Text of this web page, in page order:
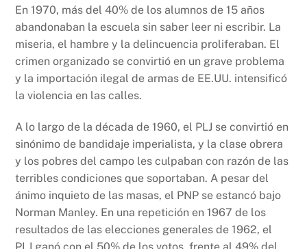
En 1970, más del 40% de los alumnos de 15 años
abandonaban la escuela sin saber leer ni escribir. La
miseria, el hambre y la delincuencia proliferaban. El
crimen organizado se convirtió en un grave problema
y la importación ilegal de armas de EE.UU. intensificó
la violencia en las calles.
A lo largo de la década de 1960, el PLJ se convirtió en
sinónimo de bandidaje imperialista, y la clase obrera
y los pobres del campo les culpaban con razón de las
terribles condiciones que soportaban. A pesar del
ánimo inquieto de las masas, el PNP se estancó bajo
Norman Manley. En una repetición en 1967 de los
resultados de las elecciones generales de 1962, el
PLJ ganó con el 50% de los votos, frente al 49% del